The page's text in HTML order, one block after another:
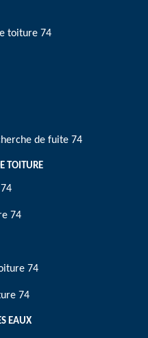
toiture 74
de fuite 74
TOITURE
74
74
74
EAUX